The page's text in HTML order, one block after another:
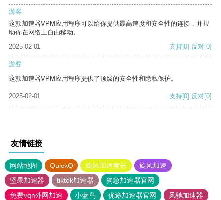
游客
这款加速器VPM应用程序可以给你提供最高速度和安全性的连接，并帮
助你在网络上自由移动。
2025-02-01
支持[0] 反对[0]
游客
这款加速器VPM应用程序提供了顶级的安全性和隐私保护。
2025-02-01 支持[0] 反对[0]
友情链接
网站地图 QuickQ 旋风加速度器
旋风加速
坚果加速器
tiktok加速器
狗急加速器官网
免费vqn外网加速
小蓝鸟 优途加速器官网
风驰加速器